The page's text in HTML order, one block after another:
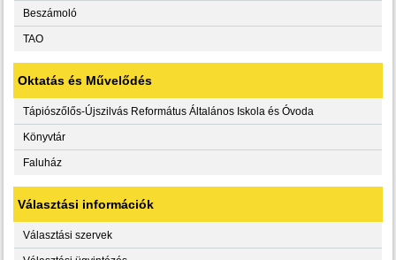
Beszámoló
TAO
Oktatás és Művelődés
Tápiószőlős-Újszilvás Református Általános Iskola és Óvoda
Könyvtár
Faluház
Választási információk
Választási szervek